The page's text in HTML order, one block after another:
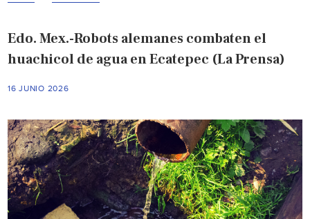
Edo. Mex.-Robots alemanes combaten el
huachicol de agua en Ecatepec (La Prensa)
16 JUNIO 2026